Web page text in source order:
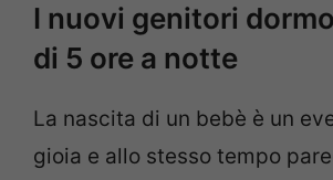
I nuovi genitori
di 5 ore a notte
La nascita di un bebè è un
gioia e allo stesso tempo